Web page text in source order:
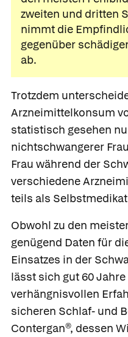
zweiten und dritten
nimmt die
gegenüber
ab.
Trotzdem
Arzneimittelkonsum
statistisch gesehen
nichtschwangerer
Frau während der
verschiedene
teils als
Obwohl zu den
genügend Daten für
Einsatzes in der
lässt sich gut 60
verhängnisvollen
sicheren Schlaf- und
Contergan®, dessen